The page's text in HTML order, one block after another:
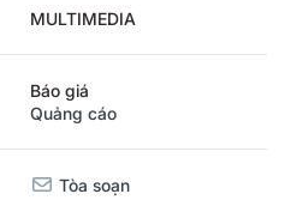
MULTIMEDIA
Báo giá
Quảng cáo
Tòa soạn